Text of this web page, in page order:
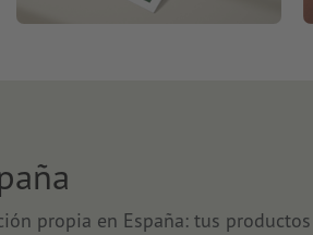
propia en España: tus